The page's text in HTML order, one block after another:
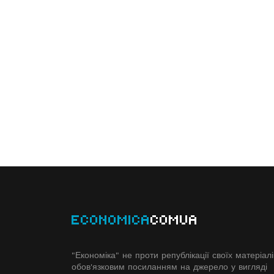
ECONOMICACOMUA
"Економіка" не проти републікації своїх
обов'язковим посиланням на джерело у вигляді